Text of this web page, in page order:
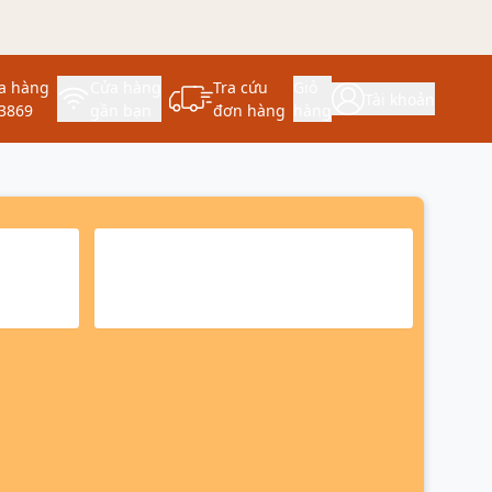
hàng
Tra cứu
đơn hàng